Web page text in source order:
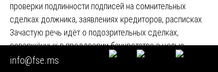
проверки подлинности подписей на сомнительных
сделках должника, заявлениях кредиторов, расписках.
Зачастую речь идёт о подозрительных сделках,
совершённых в преддверии банкротства с целью
вывода активов.
info@fse.ms